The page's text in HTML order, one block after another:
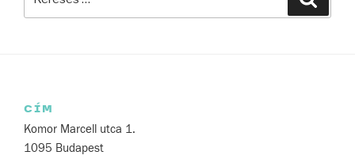
CÍM
Komor Marcell utca 1.
1095 Budapest